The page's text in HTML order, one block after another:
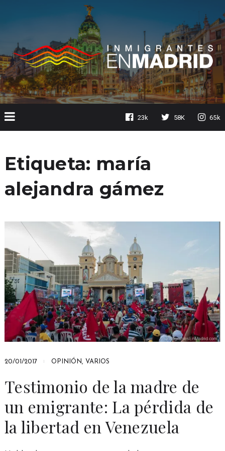
23k 58K 65k
Etiqueta: maría
alejandra gámez
20/01/2017 OPINIÓN, VARIOS
Testimonio de la madre de
un emigrante: La pérdida de
la libertad en Venezuela